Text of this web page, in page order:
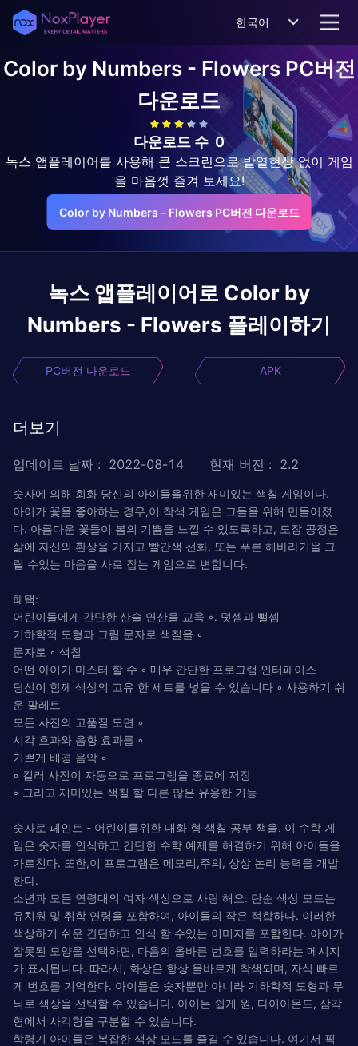
한국어
Color by Numbers - FlowersPC버전
다운로드
다운로드 수 0
녹스 앱플레이어를 사용해 큰 스크린으로 발열현상 없이 게임
을 마음껏 즐겨 보세요!
Color by Numbers - Flowers PC버전 다운로드
녹스 앱플레이어로 Color by
Numbers - Flowers 플레이하기
PC버전 다운로드 APK
더보기
업데이트 날짜 : 2022-08-14 현재 버전 : 2.2
숫자에 의해 회화 당신의 아이들을위한 재미있는 색칠 게임이다.
아이가 꽃을 좋아하는 경우,이 착색 게임은 그들을 위해 만들어졌
다. 아름다운 꽃들이 봄의 기쁨을 느낄 수 있도록하고, 도장 공정은
삶에 자신의 환상을 가지고 빨간색 선화, 또는 푸른 해바라기을 그
릴 수있는 마음을 사로 잡는 게임으로 변합니다.
혜택:
어린이들에게 간단한 산술 연산을 교육 ◦. 덧셈과 뺄셈
기하학적 도형과 그림 문자로 색칠을 ◦
문자로 ◦ 색칠
어떤 아이가 마스터 할 수 ◦ 매우 간단한 프로그램 인터페이스
당신이 함께 색상의 고유 한 세트를 넣을 수 있습니다 ◦ 사용하기 쉬
운 팔레트
모든 사진의 고품질 도면 ◦
시각 효과와 음향 효과를 ◦
기쁘게 배경 음악 ◦
◦ 컬러 사진이 자동으로 프로그램을 종료에 저장
◦ 그리고 재미있는 색칠 할 다른 많은 유용한 기능
숫자로 페인트 - 어린이를위한 대화 형 색칠 공부 책을. 이 수학 게
임은 숫자를 인식하고 간단한 수학 예제를 해결하기 위해 아이들을
가르친다. 또한,이 프로그램은 메모리,주의, 상상 논리 능력을 개발
한다.
소년과 모든 연령대의 여자 색상으로 사랑 해요. 단순 색상 모드는
유치원 및 취학 연령을 포함하여, 아이들의 작은 적합하다. 이러한
색상하기 쉬운 간단하고 인식 할 수있는 이미지를 포함한다. 아이가
잘못된 모양을 선택하면, 다음의 올바른 번호를 입력하라는 메시지
가 표시됩니다. 따라서, 화상은 항상 올바르게 착색되며, 자식 빠르
게 번호를 기억한다. 아이들은 숫자뿐만 아니라 기하학적 도형과 무
늬로 색상을 선택할 수 있습니다. 아이는 쉽게 원, 다이아몬드, 삼각
형에서 사각형을 구분할 수 있습니다.
학령기 아이들은 복잡한 색상 모드를 즐길 수 있습니다. 여기서 픽